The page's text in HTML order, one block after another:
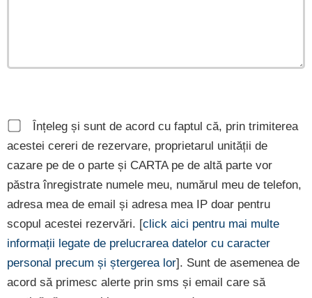
Înțeleg și sunt de acord cu faptul că, prin trimiterea
acestei cereri de rezervare, proprietarul unității de
cazare pe de o parte și CARTA pe de altă parte vor
păstra înregistrate numele meu, numărul meu de telefon,
adresa mea de email și adresa mea IP doar pentru
scopul acestei rezervări. [click aici pentru mai multe
informații legate de prelucrarea datelor cu caracter
personal precum și ștergerea lor]. Sunt de asemenea de
acord să primesc alerte prin sms și email care să